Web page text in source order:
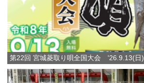
第22回 宮城菱取り唄全国大会 '26.9.13(日)